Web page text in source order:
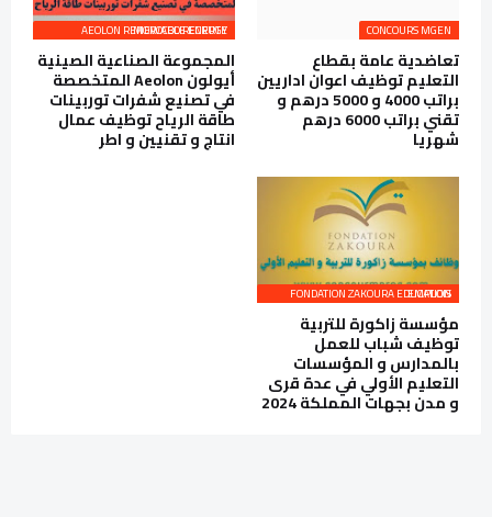
CONCOURS MGEN
تعاضدية عامة بقطاع
التعليم توظيف اعوان اداريين
براتب 4000 و 5000 درهم و
تقني براتب 6000 درهم
شهريا
AEOLON RENEWABLE ENERGY MOROCCO RECRUTE
المجموعة الصناعية الصينية
أيولون Aeolon المتخصصة
في تصنيع شفرات توربينات
طاقة الرياح توظيف عمال
انتاج و تقنيين و اطر
FONDATION ZAKOURA EDUCATION EMPLOIS
مؤسسة زاكورة للتربية
توظيف شباب للعمل
بالمدارس و المؤسسات
التعليم الأولي في عدة قرى
و مدن بجهات المملكة 2024